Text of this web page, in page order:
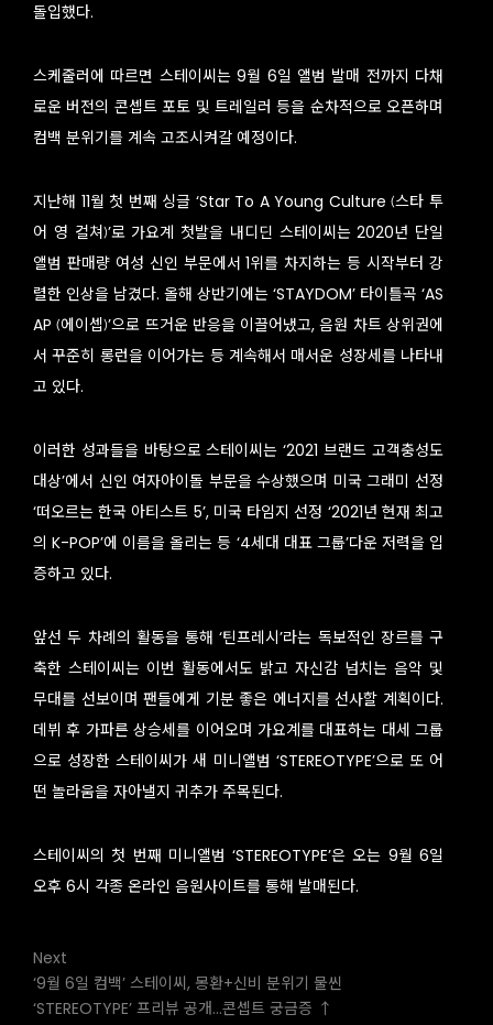
돌입했다.
스케줄러에 따르면 스테이씨는 9월 6일 앨범 발매 전까지 다채
로운 버전의 콘셉트 포토 및 트레일러 등을 순차적으로 오픈하며
컴백 분위기를 계속 고조시켜갈 예정이다.
지난해 11월 첫 번째 싱글 ‘Star To A Young Culture (스타 투
어 영 컬쳐)’로 가요계 첫발을 내디딘 스테이씨는 2020년 단일
앨범 판매량 여성 신인 부문에서 1위를 차지하는 등 시작부터 강
렬한 인상을 남겼다. 올해 상반기에는 ‘STAYDOM’ 타이틀곡 ‘AS
AP (에이셉)’으로 뜨거운 반응을 이끌어냈고, 음원 차트 상위권에
서 꾸준히 롱런을 이어가는 등 계속해서 매서운 성장세를 나타내
고 있다.
이러한 성과들을 바탕으로 스테이씨는 ‘2021 브랜드 고객충성도
대상’에서 신인 여자아이돌 부문을 수상했으며 미국 그래미 선정
‘떠오르는 한국 아티스트 5’, 미국 타임지 선정 ‘2021년 현재 최고
의 K-POP’에 이름을 올리는 등 ‘4세대 대표 그룹’다운 저력을 입
증하고 있다.
앞선 두 차례의 활동을 통해 ‘틴프레시’라는 독보적인 장르를 구
축한 스테이씨는 이번 활동에서도 밝고 자신감 넘치는 음악 및
무대를 선보이며 팬들에게 기분 좋은 에너지를 선사할 계획이다.
데뷔 후 가파른 상승세를 이어오며 가요계를 대표하는 대세 그룹
으로 성장한 스테이씨가 새 미니앨범 ‘STEREOTYPE’으로 또 어
떤 놀라움을 자아낼지 귀추가 주목된다.
스테이씨의 첫 번째 미니앨범 ‘STEREOTYPE’은 오는 9월 6일
오후 6시 각종 온라인 음원사이트를 통해 발매된다.
Next
‘9월 6일 컴백’ 스테이씨, 몽환+신비 분위기 물씬
‘STEREOTYPE’ 프리뷰 공개…콘셉트 궁금증 ↑